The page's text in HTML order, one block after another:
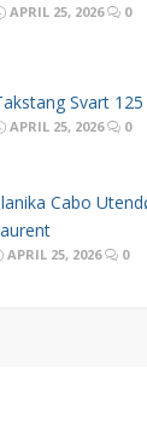
APRIL 25, 2026 0
Svart
APRIL 25, 2026 0
Cabo
APRIL 25, 2026 0